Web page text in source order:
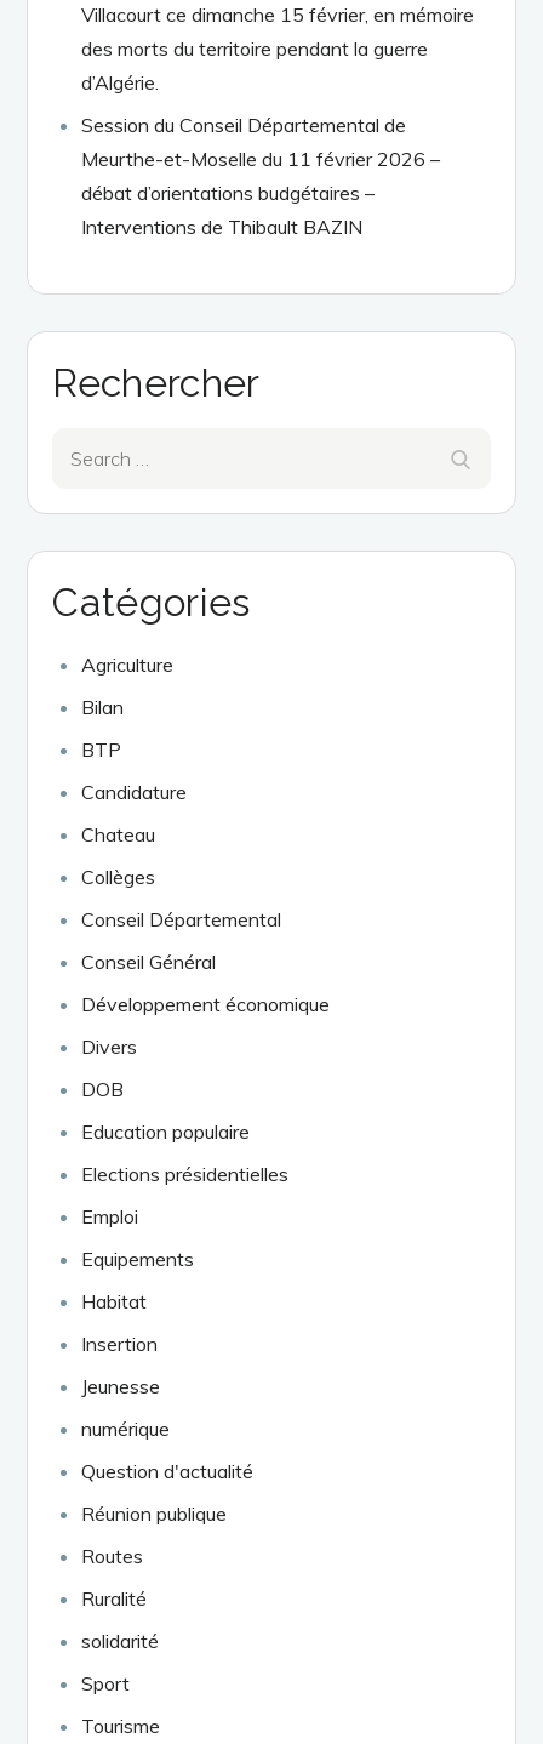
Villacourt ce dimanche 15 février, en mémoire
des morts du territoire pendant la guerre
d’Algérie.
Session du Conseil Départemental de
Meurthe-et-Moselle du 11 février 2026 –
débat d’orientations budgétaires –
Interventions de Thibault BAZIN
Rechercher
Catégories
Agriculture
Bilan
BTP
Candidature
Chateau
Collèges
Conseil Départemental
Conseil Général
Développement économique
Divers
DOB
Education populaire
Elections présidentielles
Emploi
Equipements
Habitat
Insertion
Jeunesse
numérique
Question d'actualité
Réunion publique
Routes
Ruralité
solidarité
Sport
Tourisme